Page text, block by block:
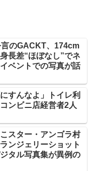
のGACKT、174cm
長差“ほぼなし”でネ
ベントでの写真が話
すんなよ」トイレ利
ンビニ店経営者2人
こスター・アンゴラ村
ンジェリーショット
タル写真集が異例の